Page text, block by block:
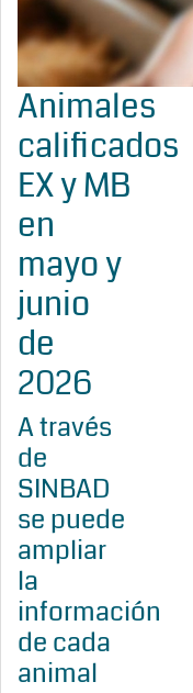
Animales
calificados
EX y MB
en
mayo y
junio
de
2026
A través
de
SINBAD
se puede
ampliar
la
información
de cada
animal